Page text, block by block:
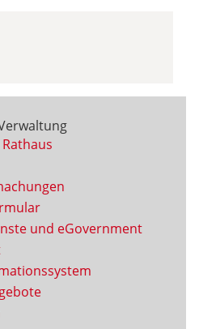
und eGovernment